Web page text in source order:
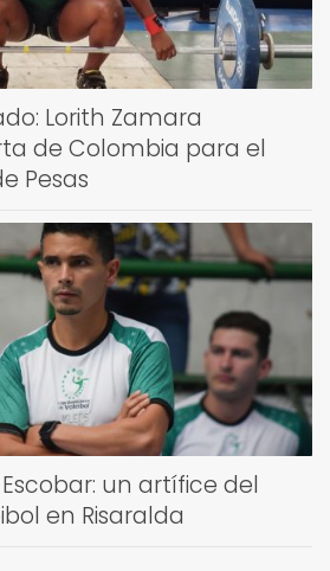
Lorith Zamara
de Colombia para el
Pesas
un artífice del
en Risaralda